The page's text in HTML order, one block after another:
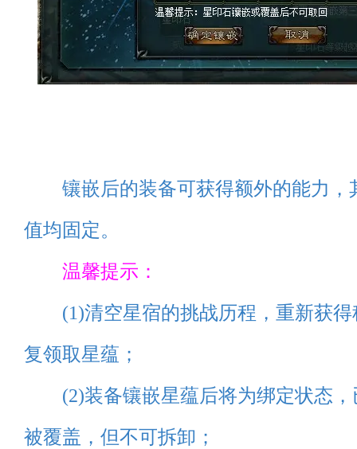
镶嵌后的装备可获得额外的能力，
值均固定。
温馨提示：
(1)清空星宿的挑战历程，重新获得
复领取星蕴；
(2)装备镶嵌星蕴后将为绑定状态，
被覆盖，但不可拆卸；